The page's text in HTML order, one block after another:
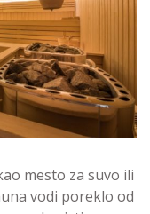
mesto za suvo ili
vodi poreklo od